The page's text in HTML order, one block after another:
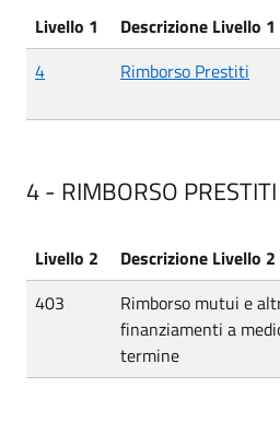
Livello 1 Descrizione Livello 1
4
Rimborso Prestiti
4 - RIMBORSO PRESTITI
Livello 2 Descrizione Livello 2
403
Rimborso mutui e
finanziamenti a
termine